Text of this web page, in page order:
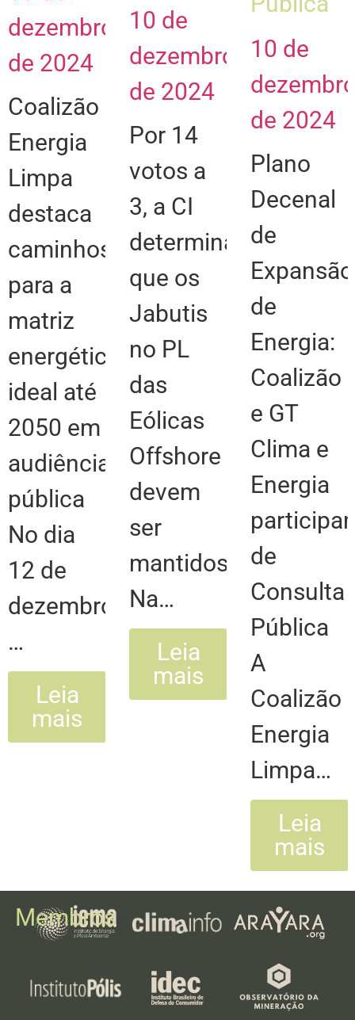
dezembro
de 2024
Coalizão
Energia
Limpa
destaca
caminhos
para a
matriz
energética
ideal até
2050 em
audiência
pública
No dia
12 de
dezembro,
…
Leia
mais
10 de
dezembro
de 2024
Por 14
votos a
3, a CI
determina
que os
Jabutis
no PL
das
Eólicas
Offshore
devem
ser
mantidos
Na…
Leia
mais
10 de
de 2024
Plano
Decenal
de
Expansão
de
Energia:
Coalizão
e GT
Clima e
Energia
de
Consulta
Pública
A
Coalizão
Energia
Limpa…
Leia
mais
Membros